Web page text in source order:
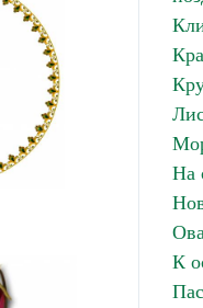
На
К